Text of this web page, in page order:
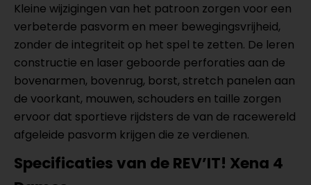
Kleine wijzigingen van het patroon zorgen voor een
verbeterde pasvorm en meer bewegingsvrijheid,
zonder de integriteit op het spel te zetten. De leren
constructie en laser geboorde perforaties aan de
bovenarmen, bovenrug, borst, stretch panelen aan
de voorkant, mouwen, schouders en taille zorgen
ervoor dat sportieve rijdsters de van de racewereld
afgeleide pasvorm krijgen die ze verdienen.
Specificaties van de REV’IT! Xena 4